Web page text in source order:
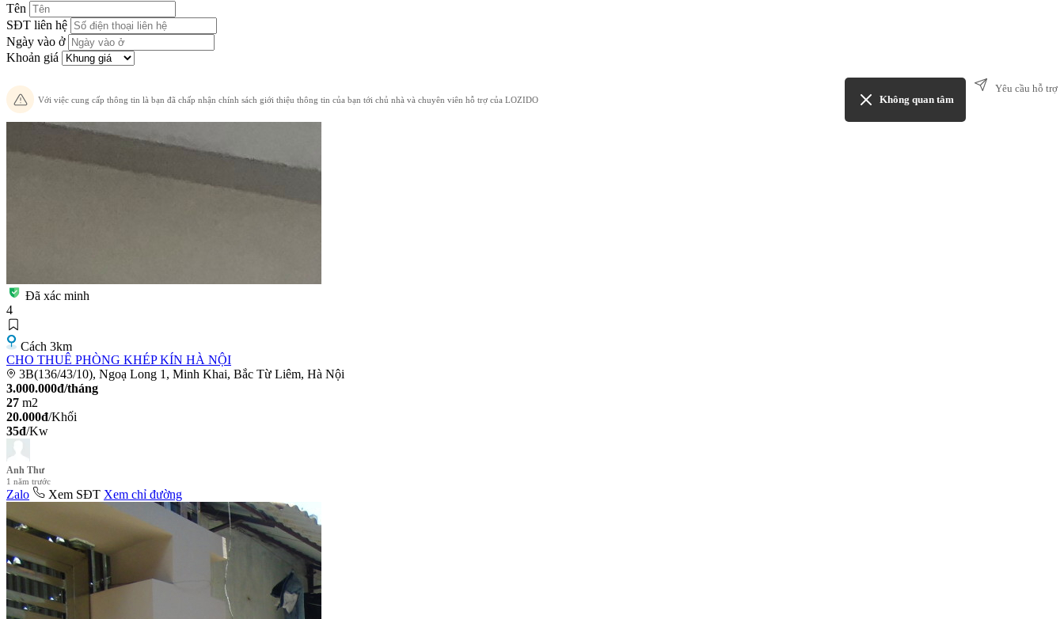
Tên
SĐT liên hệ
Ngày vào ở
Khoản giá
Với việc cung cấp thông tin là bạn đã chấp nhận chính sách giới thiệu thông tin của bạn tới chủ nhà và chuyên viên hỗ trợ của LOZIDO Không quan tâm
Yêu cầu hỗ trợ
Đã xác minh
4
Cách 3km
CHO THUÊ PHÒNG KHÉP KÍN HÀ NỘI
3B(136/43/10), Ngoạ Long 1, Minh Khai, Bắc Từ Liêm, Hà Nội
3.000.000đ/tháng
27 m2
20.000đ/Khối
35đ/Kw
Anh Thư
1 năm trước
Zalo Xem SĐT Xem chỉ đường